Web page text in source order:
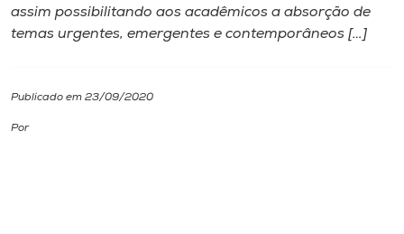
Diplomados
assim possibilitando aos acadêmicos a absorção de
temas urgentes, emergentes e contemporâneos […]
Publicado em 23/09/2020
Por